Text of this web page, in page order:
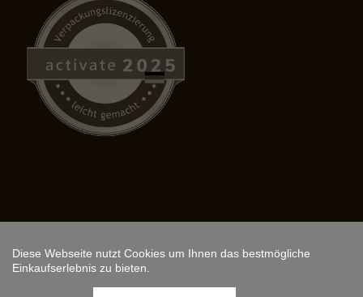
Copyright © 2026, ARS FANTASIO.
Instagram
Diese Webseite nutzt Cookies um Ihnen das bestmögliche
Einkaufserlebnis zu bieten.